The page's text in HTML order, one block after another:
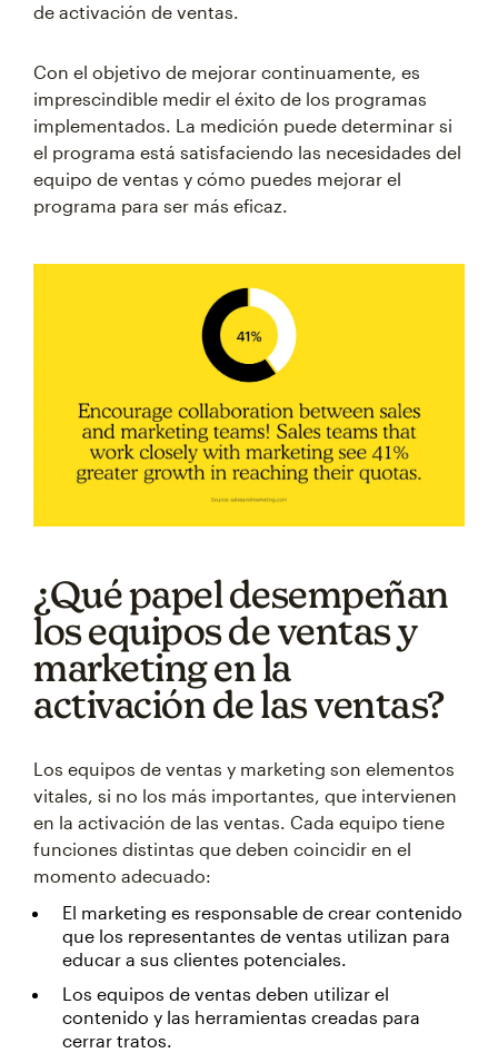
de activación de ventas.
Con el objetivo de mejorar continuamente, es
imprescindible medir el éxito de los programas
implementados. La medición puede determinar si
el programa está satisfaciendo las necesidades del
equipo de ventas y cómo puedes mejorar el
programa para ser más eficaz.
¿Qué papel desempeñan
los equipos de ventas y
marketing en la
activación de las ventas?
Los equipos de ventas y marketing son elementos
vitales, si no los más importantes, que intervienen
en la activación de las ventas. Cada equipo tiene
funciones distintas que deben coincidir en el
momento adecuado:
El marketing es responsable de crear contenido
que los representantes de ventas utilizan para
educar a sus clientes potenciales.
Los equipos de ventas deben utilizar el
contenido y las herramientas creadas para
cerrar tratos.